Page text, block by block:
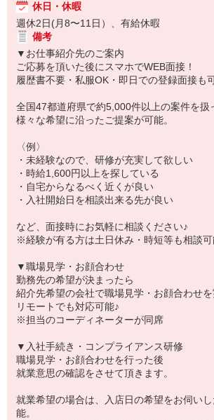
休日・休暇
週休2日(月8〜11日）、有給休暇
備考
▼お仕事紹介先のご案内
ご応募を頂いた後にスマホでWEB面接！
履歴書不要・私服OK・即日での登録面接も
全国47都道府県で約5,000件以上の案件を扱
様々な希望に沿ったご提案が可能。
〈例〉
・未経験なので、研修が充実して欲しい
・時給1,600円以上を探している
・自宅からなるべく近くが良い
・入社開始日を相談出来る先が良い
など、面接時にお気軽に相談ください♪
※経験が有る方は土日休み・時短等も相談可
▼職場見学・お顔合わせ
勤務先の希望が決まったら
紹介先希望の会社で職場見学・お顔合わせを
リモートでも対応可能♪
※担当のコーディネーターが同席
▼入社手続き・コンプライアンス研修
職場見学・お顔合わせを行った後
就業意思の確認をさせて頂きます。
就業希望の場合は、入店日の希望をお伺い
能。